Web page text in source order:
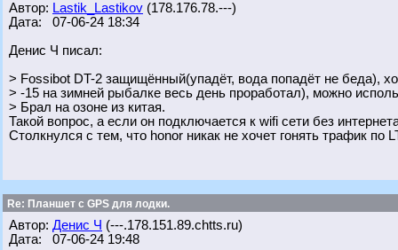
Автор: Lastik_Lastikov (178.176.78.---)
Дата: 07-06-24 18:34
Денис Ч писал:
> Fossibot DT-2 защищённый(упадёт, вода попадёт не беда),
> -15 на зимней рыбалке весь день проработал), можно
> Брал на озоне из китая.
Такой вопрос, а если он подключается к wifi сети без
Столкнулся с тем, что honor никак не хочет гонять трафик по
Re: Планшет с GPS для лодки.
Автор: Денис Ч (---.178.151.89.chtts.ru)
Дата: 07-06-24 19:48